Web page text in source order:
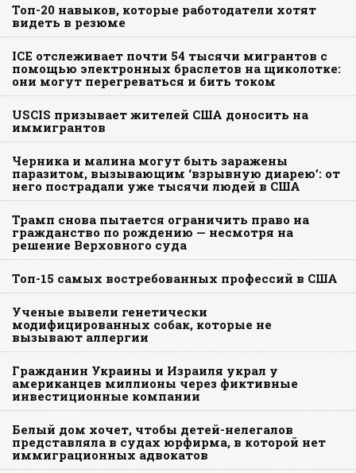
Топ-20 навыков, которые работодатели хотят
видеть в резюме
ICE отслеживает почти 54 тысячи мигрантов с
помощью электронных браслетов на щиколотке:
они могут перегреваться и бить током
USCIS призывает жителей США доносить на
иммигрантов
Черника и малина могут быть заражены
паразитом, вызывающим ‘взрывную диарею’: от
него пострадали уже тысячи людей в США
Трамп снова пытается ограничить право на
гражданство по рождению — несмотря на
решение Верховного суда
Топ-15 самых востребованных профессий в США
Ученые вывели генетически
модифицированных собак, которые не
вызывают аллергии
Гражданин Украины и Израиля украл у
американцев миллионы через фиктивные
инвестиционные компании
Белый дом хочет, чтобы детей-нелегалов
представляла в судах юрфирма, в которой нет
иммиграционных адвокатов